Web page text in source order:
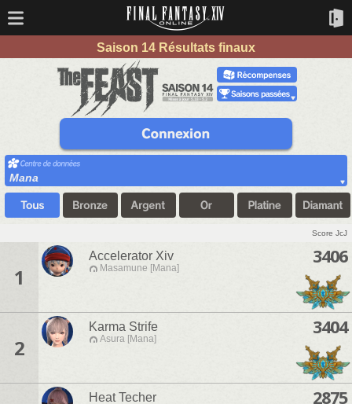
Saison 14 Résultats finaux
Mana
Score JcJ
1
Accelerator Xiv
Masamune [Mana]
3406
2
Karma Strife
Asura [Mana]
3404
Heat Techer 2875